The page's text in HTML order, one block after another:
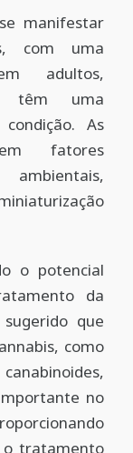
manifestar
com uma
adultos,
têm uma
As
fatores
o potencial
da
que
como
canabinoides,
no
o tratamento